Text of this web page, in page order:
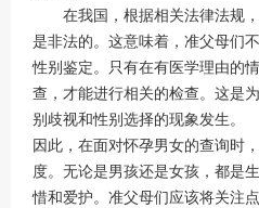
在我国，根据相关法律法规，
是非法的。这意味着，准父母们
性别鉴定。只有在有医学理由的
查，才能进行相关的检查。这是
别歧视和性别选择的现象发生。
因此，在面对怀孕男女的查询时
度。无论是男孩还是女孩，都是
惜和爱护。准父母们应该将关注